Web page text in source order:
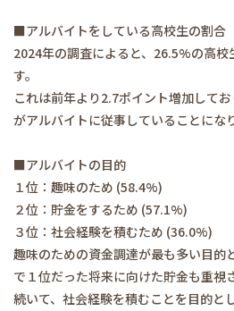
■アルバイトをしている高校生の割合
2024年の調査によると、26.5%の高校
す。
これは前年より2.7ポイント増加して
がアルバイトに従事していることにな
■アルバイトの目的
１位：趣味のため (58.4%)
２位：貯金をするため (57.1%)
３位：社会経験を積むため (36.0%)
趣味のための資金調達が最も多い目的
で１位だった将来に向けた貯金も重視
続いて、社会経験を積むことを目的と